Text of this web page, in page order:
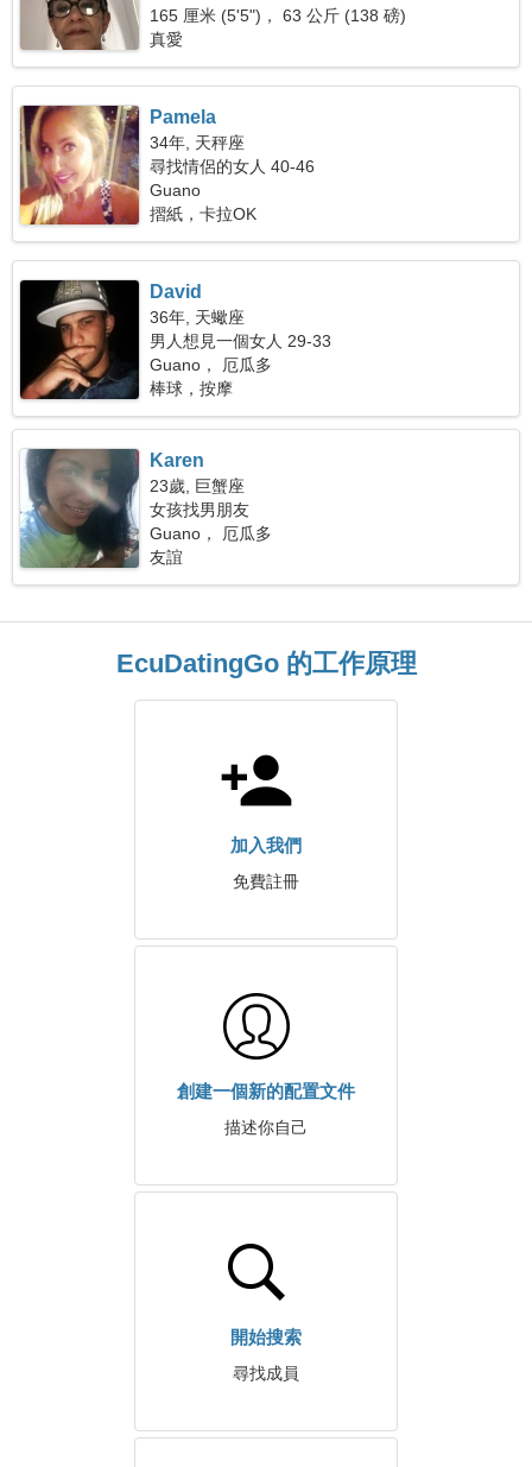
165 厘米 (5'5")， 63 公斤 (138 磅)
真愛
Pamela
34年, 天秤座
尋找情侶的女人 40-46
Guano
摺紙，卡拉OK
David
36年, 天蠍座
男人想見一個女人 29-33
Guano， 厄瓜多
棒球，按摩
Karen
23歲, 巨蟹座
女孩找男朋友
Guano， 厄瓜多
友誼
EcuDatingGo 的工作原理
加入我們
免費註冊
創建一個新的配置文件
描述你自己
開始搜索
尋找成員